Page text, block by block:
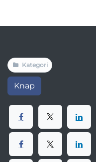
Kategori
Knap